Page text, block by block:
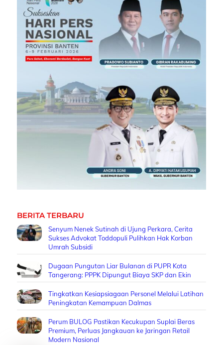
BERITA TERBARU
Senyum Nenek Sutinah di Ujung Perkara, Cerita
Sukses Advokat Toddopuli Pulihkan Hak Korban
Umrah Subsidi
Dugaan Pungutan Liar Bulanan di PUPR Kota
Tangerang: PPPK Dipungut Biaya SKP dan Ekin
Tingkatkan Kesiapsiagaan Personel Melalui Latihan
Peningkatan Kemampuan Dalmas
Perum BULOG Pastikan Kecukupan Suplai Beras
Premium, Perluas Jangkauan ke Jaringan Retail
Modern Nasional